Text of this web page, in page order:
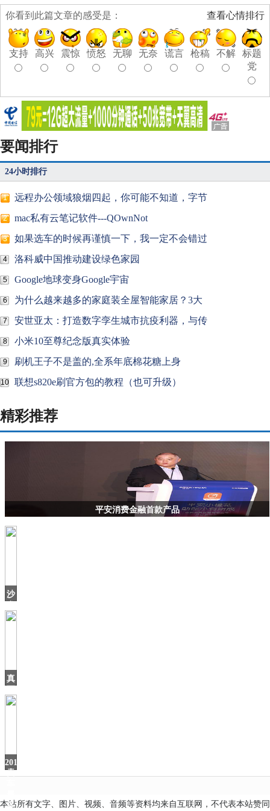
查看心情排行
你看到此篇文章的感受是：
支持 高兴 震惊 愤怒 无聊 无奈 谎言 枪稿 不解
标题
党
要闻排行
24小时排行
1 远程办公领域狼烟四起，你可能不知道，字节
2 mac私有云笔记软件---QOwnNot
3 如果选车的时候再谨慎一下，我一定不会错过
4 洛科威中国推动建设绿色家园
5 Google地球变身Google宇宙
6 为什么越来越多的家庭装全屋智能家居？3大
7 安世亚太：打造数字孪生城市抗疫利器，与传
8 小米10至尊纪念版真实体验
9 刷机王子不是盖的,全系年底棉花糖上身
10 联想s820e刷官方包的教程（也可升级）
精彩推荐
平安消费金融首款产品
沙
不
难
看
真
的
气
场
2019
卖
多
本站所有文字、图片、视频、音频等资料均来自互联网，不代表本站赞同